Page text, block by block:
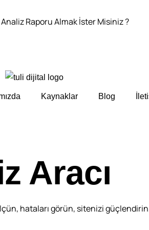
Raporu Almak İster Misiniz ?
Kaynaklar Blog
Aracı
hataları görün, sitenizi